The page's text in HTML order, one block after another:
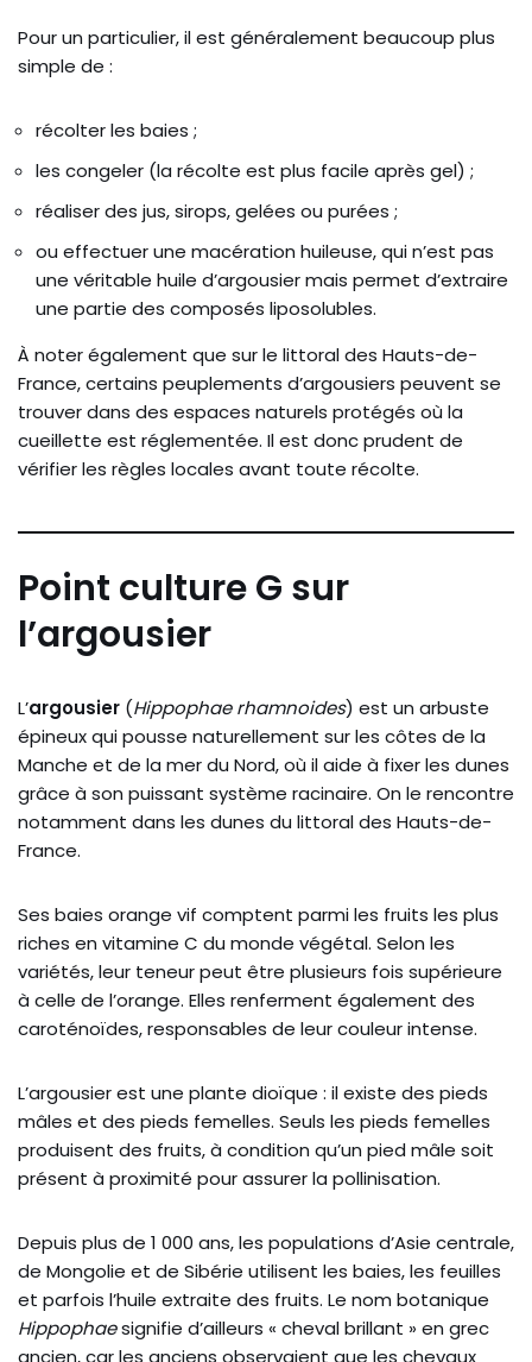
Pour un particulier, il est généralement beaucoup plus
simple de :
récolter les baies ;
les congeler (la récolte est plus facile après gel) ;
réaliser des jus, sirops, gelées ou purées ;
ou effectuer une macération huileuse, qui n’est pas
une véritable huile d’argousier mais permet d’extraire
une partie des composés liposolubles.
À noter également que sur le littoral des Hauts-de-
France, certains peuplements d’argousiers peuvent se
trouver dans des espaces naturels protégés où la
cueillette est réglementée. Il est donc prudent de
vérifier les règles locales avant toute récolte.
Point culture G sur
l’argousier
L’argousier (Hippophae rhamnoides) est un arbuste
épineux qui pousse naturellement sur les côtes de la
Manche et de la mer du Nord, où il aide à fixer les dunes
grâce à son puissant système racinaire. On le rencontre
notamment dans les dunes du littoral des Hauts-de-
France.
Ses baies orange vif comptent parmi les fruits les plus
riches en vitamine C du monde végétal. Selon les
variétés, leur teneur peut être plusieurs fois supérieure
à celle de l’orange. Elles renferment également des
caroténoïdes, responsables de leur couleur intense.
L’argousier est une plante dioïque : il existe des pieds
mâles et des pieds femelles. Seuls les pieds femelles
produisent des fruits, à condition qu’un pied mâle soit
présent à proximité pour assurer la pollinisation.
Depuis plus de 1 000 ans, les populations d’Asie centrale,
de Mongolie et de Sibérie utilisent les baies, les feuilles
et parfois l’huile extraite des fruits. Le nom botanique
Hippophaesignifie d’ailleurs « cheval brillant » en grec
ancien, car les anciens observaient que les chevaux